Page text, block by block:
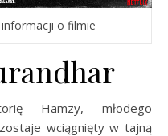
o filmie
Hamzy, młodego
wciągnięty w tajną